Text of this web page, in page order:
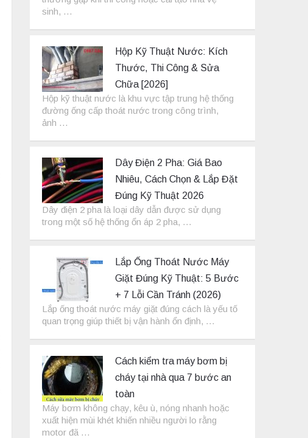
sinh, …
Hộp Kỹ Thuật Nước: Kích
Thước, Thi Công & Sửa
Chữa [2026]
Hộp kỹ thuật nước là khu vực tập trung hệ thống
đường ống cấp thoát nước trong công trình,
ảnh …
Dây Điện 2 Pha: Giá Bao
Nhiêu, Cách Chọn & Lắp Đặt
Đúng Kỹ Thuật 2026
Dây điện 2 pha là loại dây dẫn được sử dụng
trong một số hệ thống ổn áp 2 pha, …
Lắp Ống Thoát Nước Máy
Giặt Đúng Kỹ Thuật: 5 Bước
+ 7 Lỗi Cần Tránh (2026)
Lắp ống thoát nước máy giặt đúng cách là yếu tố
quan trọng giúp thiết bị vận hành ổn định, …
Cách kiểm tra máy bơm bị
cháy tại nhà qua 7 bước an
toàn
Máy bơm không chạy, kêu ù, nóng nhanh hoặc
xuất hiện mùi khét khiến nhiều người lo rằng
motor đã …